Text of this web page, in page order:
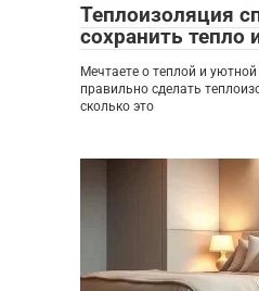
Теплоизоляция
сохранить тепло
Мечтаете о теплой и
правильно сделать
сколько это